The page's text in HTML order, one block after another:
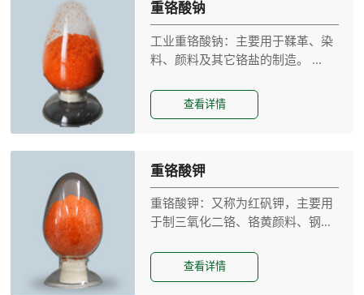
重铬酸钠
工业重铬酸钠：主要用于鞣革、染
料、颜料及其它铬盐的制造。 ...
查看详情
重铬酸钾
重铬酸钾：又称为红矾钾，主要用
于制三氧化二铬、铬黄颜料、钢...
查看详情